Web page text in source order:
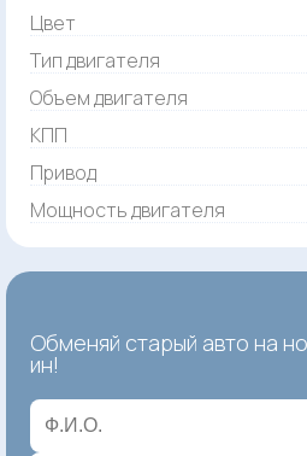
Цвет
Тип двигателя
Объем двигателя
КПП
Привод
Мощность двигателя
Обменяй старый авто на
ин!